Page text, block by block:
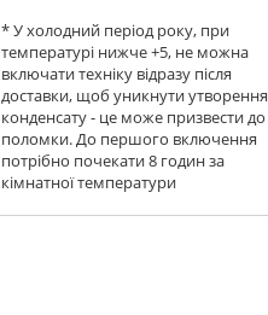
* У холодний період року, при
температурі нижче +5, не можна
включати техніку відразу після
доставки, щоб уникнути утворення
конденсату - це може призвести до
поломки. До першого включення
потрібно почекати 8 годин за
кімнатної температури